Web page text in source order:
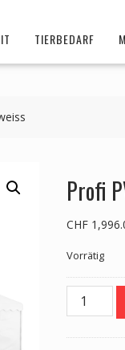
TIERBEDARF
Profi
CHF
Vorrätig
Profi